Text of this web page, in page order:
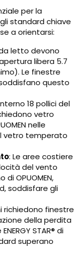
per la
standard chiave
a orientarsi:
letto devono
libera 5.7
Le finestre
questo
18 pollici del
vetro
nelle
vetro temperato
: Le aree costiere
del vento
OPUOMEN,
soddisfare gli
richiedono finestre
della perdita
STAR® di
superano